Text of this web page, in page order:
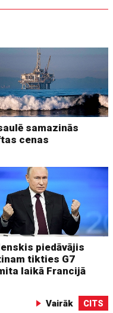
samazinās
cenas
piedāvājis
tikties G7
laikā Francijā
Vairāk CITS